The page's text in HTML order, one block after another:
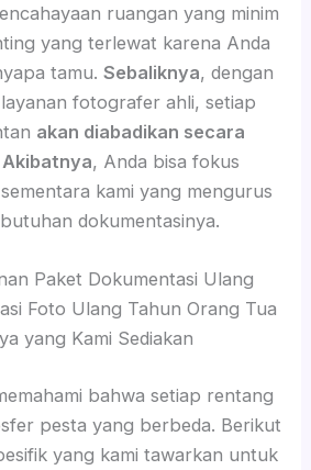
ruangan yang minim
yang terlewat karena Anda
tamu. Sebaliknya, dengan
fotografer ahli, setiap
akan diabadikan secara
Akibatnya, Anda bisa fokus
kami yang mengurus
dokumentasinya.
Paket Dokumentasi Ulang
Foto Ulang Tahun Orang Tua
yang Kami Sediakan
bahwa setiap rentang
pesta yang berbeda. Berikut
yang kami tawarkan untuk